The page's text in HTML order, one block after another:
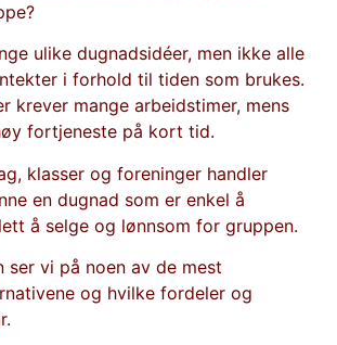
ulike dugnadsidéer, men ikke alle
i forhold til tiden som brukes.
krever mange arbeidstimer, mens
fortjeneste på kort tid.
klasser og foreninger handler
en dugnad som er enkel å
å selge og lønnsom for gruppen.
ser vi på noen av de mest
og hvilke fordeler og